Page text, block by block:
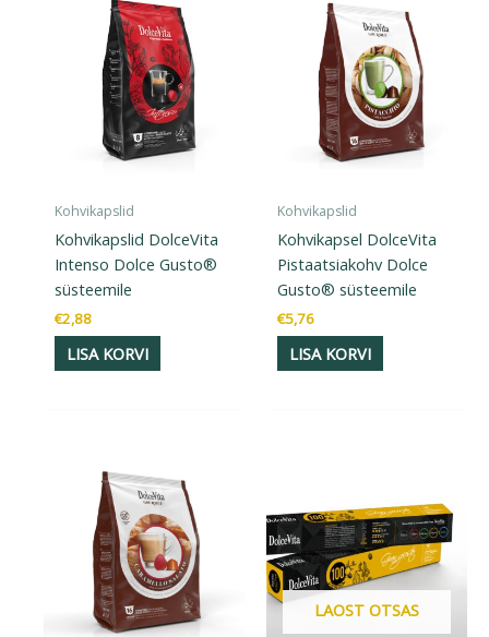
Kohvikapslid
Kohvikapslid DolceVita
Intenso Dolce Gusto®
süsteemile
€2,88
LISA KORVI
Kohvikapslid
Kohvikapsel DolceVita
Pistaatsiakohv Dolce
Gusto® süsteemile
€5,76
LISA KORVI
LAOST OTSAS